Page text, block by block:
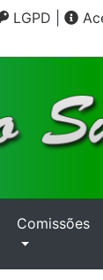
LGPD
Comissões